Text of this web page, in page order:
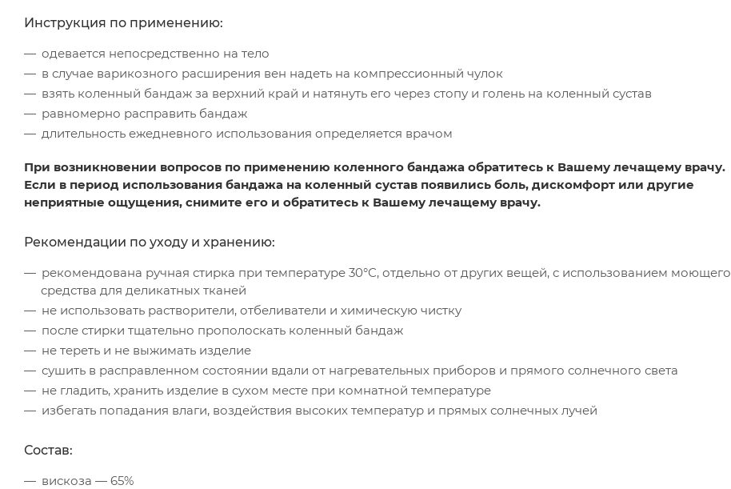
Инструкция по применению:
одевается непосредственно на тело
в случае варикозного расширения вен надеть на компрессионный чулок
взять коленный бандаж за верхний край и натянуть его через стопу и голень на коленный сустав
равномерно расправить бандаж
длительность ежедневного использования определяется врачом
При возникновении вопросов по применению коленного бандажа обратитесь к Вашему лечащему врачу.
Если в период использования бандажа на коленный сустав появились боль, дискомфорт или другие
неприятные ощущения, снимите его и обратитесь к Вашему лечащему врачу.
Рекомендации по уходу и хранению:
рекомендована ручная стирка при температуре 30°С, отдельно от других вещей, с использованием моющего
средства для деликатных тканей
не использовать растворители, отбеливатели и химическую чистку
после стирки тщательно прополоскать коленный бандаж
не тереть и не выжимать изделие
сушить в расправленном состоянии вдали от нагревательных приборов и прямого солнечного света
не гладить, хранить изделие в сухом месте при комнатной температуре
избегать попадания влаги, воздействия высоких температур и прямых солнечных лучей
Состав:
вискоза — 65%